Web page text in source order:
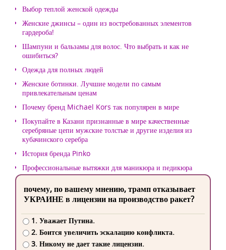
Выбор теплой женской одежды
Женские джинсы – один из востребованных элементов
гардероба!
Шампуни и бальзамы для волос. Что выбрать и как не
ошибиться?
Одежда для полных людей
Женские ботинки. Лучшие модели по самым
привлекательным ценам
Почему бренд Michael Kors так популярен в мире
Покупайте в Казани признанные в мире качественные
серебряные цепи мужские толстые и другие изделия из
кубачинского серебра
История бренда Pinko
Профессиональные вытяжки для маникюра и педикюра
почему, по вашему мнению, трамп отказывает
УКРАИНЕ в лицензии на производство ракет?
1. Уважает Путина.
2. Боится увеличить эскалацию конфликта.
3. Никому не дает такие лицензии.